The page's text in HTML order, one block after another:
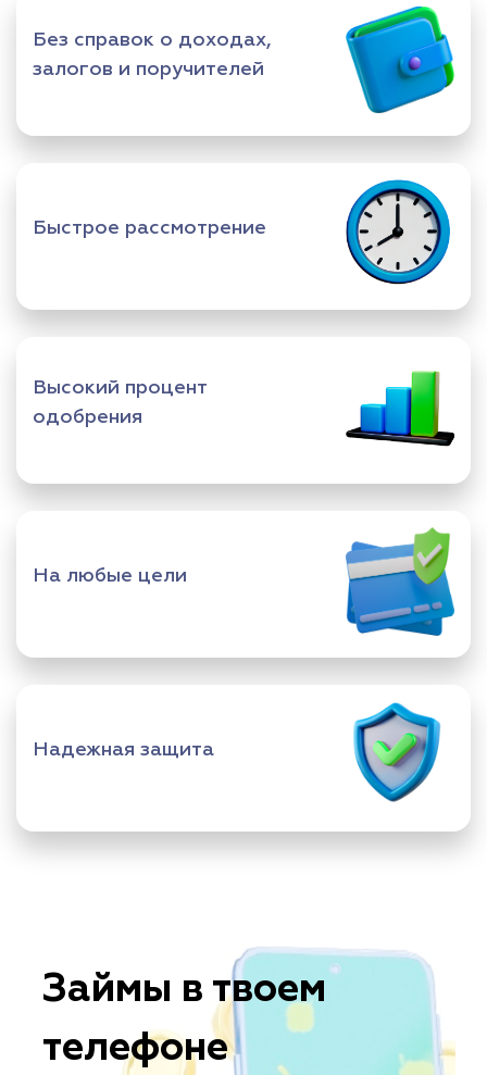
Без справок о доходах,
залогов и поручителей
Быстрое рассмотрение
Высокий процент
одобрения
На любые цели
Надежная защита
Займы в твоем
телефоне